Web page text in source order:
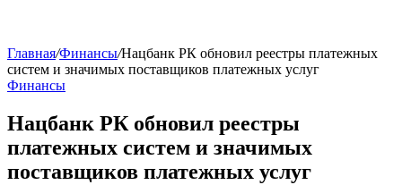
Главная/Финансы/Нацбанк РК обновил реестры платежных
систем и значимых поставщиков платежных услуг
Финансы
Нацбанк РК обновил реестры
платежных систем и значимых
поставщиков платежных услуг